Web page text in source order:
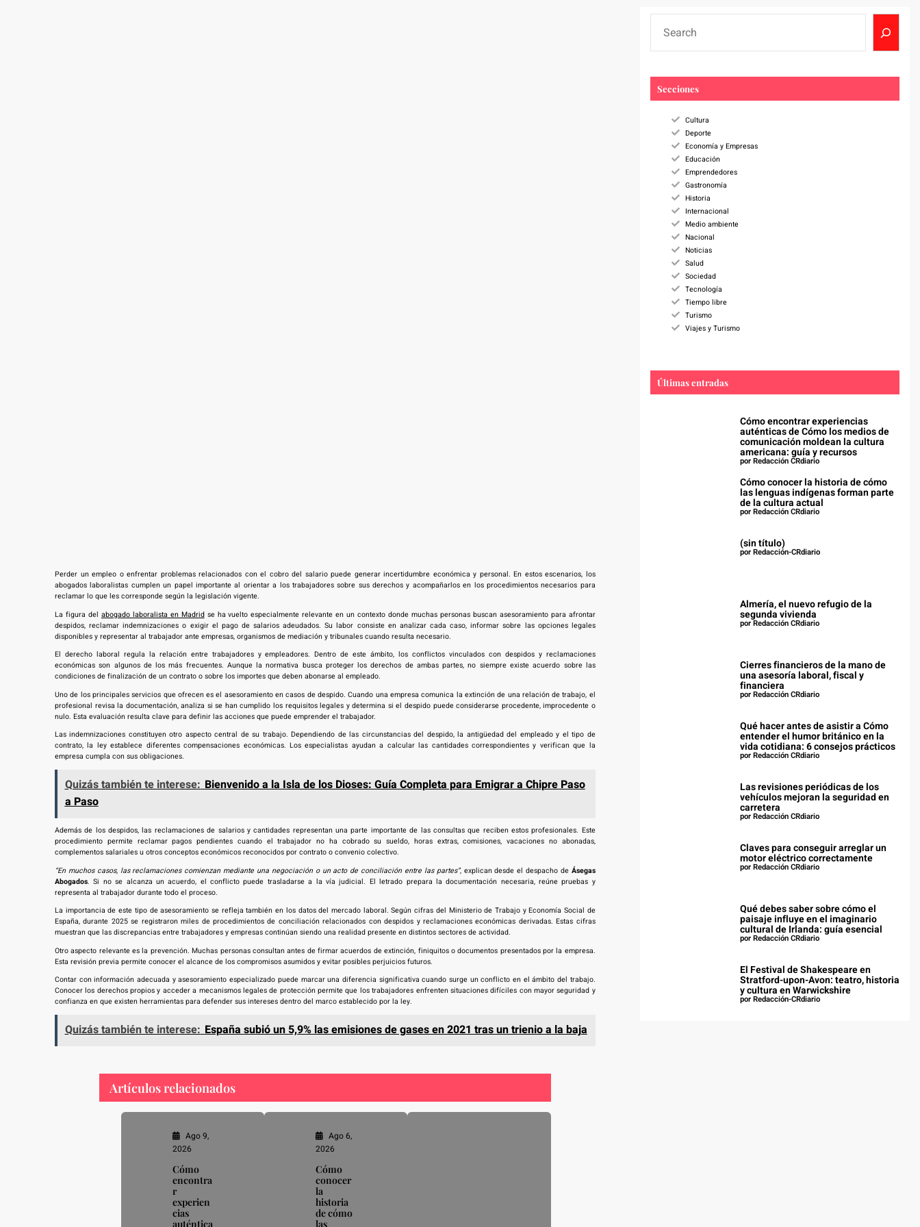
Perder un empleo o enfrentar problemas relacionados con el cobro del salario puede generar incertidumbre económica y personal. En estos escenarios, los
abogados laboralistas cumplen un papel importante al orientar a los trabajadores sobre sus derechos y acompañarlos en los procedimientos necesarios para
reclamar lo que les corresponde según la legislación vigente.
La figura del abogado laboralista en Madridse ha vuelto especialmente relevante en un contexto donde muchas personas buscan asesoramiento para afrontar
despidos, reclamar indemnizaciones o exigir el pago de salarios adeudados. Su labor consiste en analizar cada caso, informar sobre las opciones legales
disponibles y representar al trabajador ante empresas, organismos de mediación y tribunales cuando resulta necesario.
El derecho laboral regula la relación entre trabajadores y empleadores. Dentro de este ámbito, los conflictos vinculados con despidos y reclamaciones
económicas son algunos de los más frecuentes. Aunque la normativa busca proteger los derechos de ambas partes, no siempre existe acuerdo sobre las
condiciones de finalización de un contrato o sobre los importes que deben abonarse al empleado.
Uno de los principales servicios que ofrecen es el asesoramiento en casos de despido. Cuando una empresa comunica la extinción de una relación de trabajo, el
profesional revisa la documentación, analiza si se han cumplido los requisitos legales y determina si el despido puede considerarse procedente, improcedente o
nulo. Esta evaluación resulta clave para definir las acciones que puede emprender el trabajador.
Las indemnizaciones constituyen otro aspecto central de su trabajo. Dependiendo de las circunstancias del despido, la antigüedad del empleado y el tipo de
contrato, la ley establece diferentes compensaciones económicas. Los especialistas ayudan a calcular las cantidades correspondientes y verifican que la
empresa cumpla con sus obligaciones.
Quizás también te interese: Bienvenido a la Isla de los Dioses: Guía Completa para Emigrar a Chipre Paso
a Paso
Además de los despidos, las reclamaciones de salarios y cantidades representan una parte importante de las consultas que reciben estos profesionales. Este
procedimiento permite reclamar pagos pendientes cuando el trabajador no ha cobrado su sueldo, horas extras, comisiones, vacaciones no abonadas,
complementos salariales u otros conceptos económicos reconocidos por contrato o convenio colectivo.
“En muchos casos, las reclamaciones comienzan mediante una negociación o un acto de conciliación entre las partes”, explican desde el despacho de Ásegas
Abogados. Si no se alcanza un acuerdo, el conflicto puede trasladarse a la vía judicial. El letrado prepara la documentación necesaria, reúne pruebas y
representa al trabajador durante todo el proceso.
La importancia de este tipo de asesoramiento se refleja también en los datos del mercado laboral. Según cifras del Ministerio de Trabajo y Economía Social de
España, durante 2025 se registraron miles de procedimientos de conciliación relacionados con despidos y reclamaciones económicas derivadas. Estas cifras
muestran que las discrepancias entre trabajadores y empresas continúan siendo una realidad presente en distintos sectores de actividad.
Otro aspecto relevante es la prevención. Muchas personas consultan antes de firmar acuerdos de extinción, finiquitos o documentos presentados por la empresa.
Esta revisión previa permite conocer el alcance de los compromisos asumidos y evitar posibles perjuicios futuros.
Contar con información adecuada y asesoramiento especializado puede marcar una diferencia significativa cuando surge un conflicto en el ámbito del trabajo.
Conocer los derechos propios y acceder a mecanismos legales de protección permite que los trabajadores enfrenten situaciones difíciles con mayor seguridad y
confianza en que existen herramientas para defender sus intereses dentro del marco establecido por la ley.
Quizás también te interese: España subió un 5,9% las emisiones de gases en 2021 tras un trienio a la baja
Artículos relacionados
Ago 9,
2026
Cómo
encontra
r
experien
cias
auténtica
Ago 6,
2026
Cómo
conocer
la
historia
de cómo
las
a
r
Secciones
Cultura
Deporte
Economía y Empresas
Educación
Emprendedores
Gastronomía
Historia
Internacional
Medio ambiente
Nacional
Noticias
Salud
Sociedad
Tecnología
Tiempo libre
Turismo
Viajes y Turismo
Últimas entradas
Cómo encontrar experiencias
auténticas de Cómo los medios de
comunicación moldean la cultura
americana: guía y recursos
por Redacción CRdiario
Cómo conocer la historia de cómo
las lenguas indígenas forman parte
de la cultura actual
por Redacción CRdiario
(sin título)
por Redacción-CRdiario
Almería, el nuevo refugio de la
segunda vivienda
por Redacción CRdiario
Cierres financieros de la mano de
una asesoría laboral, fiscal y
financiera
por Redacción CRdiario
Qué hacer antes de asistir a Cómo
entender el humor británico en la
vida cotidiana: 6 consejos prácticos
por Redacción CRdiario
Las revisiones periódicas de los
vehículos mejoran la seguridad en
carretera
por Redacción CRdiario
Claves para conseguir arreglar un
motor eléctrico correctamente
por Redacción CRdiario
Qué debes saber sobre cómo el
paisaje influye en el imaginario
cultural de Irlanda: guía esencial
por Redacción CRdiario
El Festival de Shakespeare en
Stratford-upon-Avon: teatro, historia
y cultura en Warwickshire
por Redacción-CRdiario